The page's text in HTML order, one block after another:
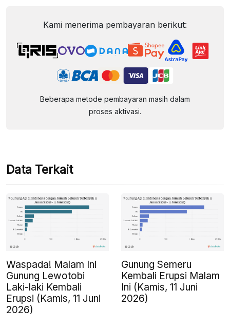
Kami menerima pembayaran berikut:
Beberapa metode pembayaran masih dalam
proses aktivasi.
Data Terkait
Waspada! Malam Ini
Gunung Lewotobi
Laki-laki Kembali
Erupsi (Kamis, 11 Juni
2026)
Gunung Semeru
Kembali Erupsi Malam
Ini (Kamis, 11 Juni
2026)